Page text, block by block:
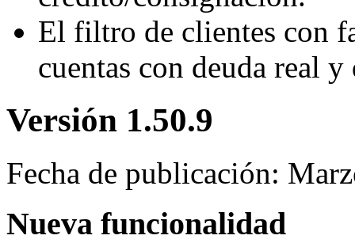
El filtro de clientes con
cuentas con deuda real
Versión 1.50.9
Fecha de publicación:
Nueva funcionalidad